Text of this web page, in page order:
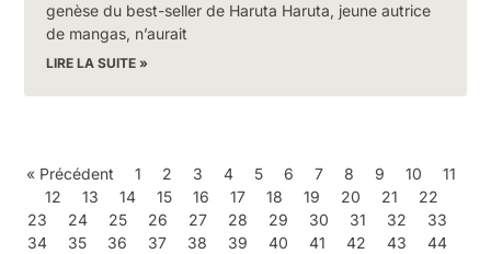
genèse du best-seller de Haruta Haruta, jeune autrice
de mangas, n’aurait
LIRE LA SUITE »
« Précédent 1 2 3 4 5 6 7 8 9 10
11
12
13 14 15 16 17 18 19 20 21
22
23
24 25 26 27 28 29 30 31 32
33
34
35 36 37 38 39 40 41 42 43
44